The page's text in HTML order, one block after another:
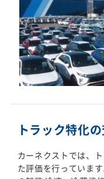
トラック特化
カーネクストでは、
た評価を行っていま